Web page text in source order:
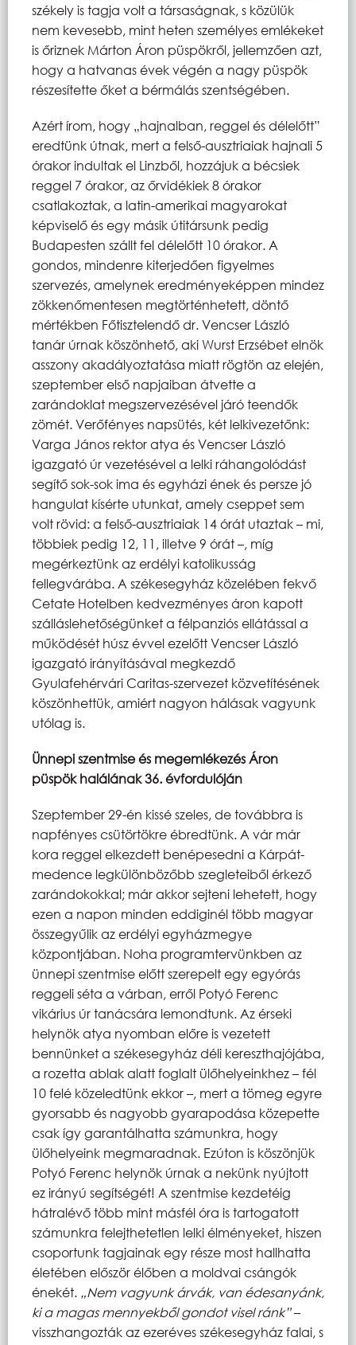
székely is tagja volt a társaságnak, s közülük
nem kevesebb, mint heten személyes emlékeket
is őriznek Márton Áron püspökről, jellemzően azt,
hogy a hatvanas évek végén a nagy püspök
részesítette őket a bérmálás szentségében.
Azért írom, hogy „hajnalban, reggel és délelőtt”
eredtünk útnak, mert a felső-ausztriaiak hajnali 5
órakor indultak el Linzből, hozzájuk a bécsiek
reggel 7 órakor, az őrvidékiek 8 órakor
csatlakoztak, a latin-amerikai magyarokat
képviselőés egy másik útitársunk pedig
Budapesten szállt fel délelőtt 10 órakor. A
gondos, mindenre kiterjedően figyelmes
szervezés, amelynek eredményeképpen mindez
zökkenőmentesen megtörténhetett, döntő
mértékben Főtisztelendő dr. Vencser László
tanár úrnak köszönhető, aki Wurst Erzsébet elnök
asszony akadályoztatása miatt rögtön az elején,
szeptember első napjaiban átvette a
zarándoklat megszervezésével járó teendők
zömét. Verőfényes napsütés, két lelkivezetőnk:
Varga János rektor atya és Vencser László
igazgató úr vezetésével a lelki ráhangolódást
segítő sok-sok ima és egyházi ének és persze jó
hangulat kísérte utunkat, amely cseppet sem
volt rövid: a felső-ausztriaiak 14 órát utaztak – mi,
többiek pedig 12, 11, illetve 9 órát –, míg
megérkeztünk az erdélyi katolikusság
fellegvárába. A székesegyház közelében fekvő
Cetate Hotelben kedvezményes áron kapott
szálláslehetőségünket a félpanziós ellátással a
működését húsz évvel ezelőtt Vencser László
igazgató irányításával megkezdő
Gyulafehérvári Caritas-szervezet közvetítésének
köszönhettük, amiért nagyon hálásak vagyunk
utólag is.
Ünnepi szentmise és megemlékezés Áron
püspök halálának 36. évfordulóján
Szeptember 29-én kissé szeles, de továbbra is
napfényes csütörtökre ébredtünk. A vár már
kora reggel elkezdett benépesedni a Kárpát-
medence legkülönbözőbb szegleteiből érkező
zarándokokkal; már akkor sejteni lehetett, hogy
ezen a napon minden eddiginél több magyar
összegyűlik az erdélyi egyházmegye
központjában. Noha programtervünkben az
ünnepi szentmise előtt szerepelt egy egyórás
reggeli séta a várban, erről Potyó Ferenc
vikárius úr tanácsára lemondtunk. Az érseki
helynök atya nyomban előre is vezetett
bennünket a székesegyház déli kereszthajójába,
a rozetta ablak alatt foglalt ülőhelyeinkhez – fél
10 felé közeledtünk ekkor –, mert a tömeg egyre
gyorsabb és nagyobb gyarapodása közepette
csak így garantálhatta számunkra, hogy
ülőhelyeink megmaradnak. Ezúton is köszönjük
Potyó Ferenc helynök úrnak a nekünk nyújtott
ez irányú segítségét! A szentmise kezdetéig
hátralévő több mint másfél óra is tartogatott
számunkra felejthetetlen lelki élményeket, hiszen
csoportunk tagjainak egy része most hallhatta
életében először élőben a moldvai csángók
énekét. „Nem vagyunk árvák, van édesanyánk,
ki a magas mennyekből gondot visel ránk”–
visszhangozták az ezeréves székesegyház falai, s